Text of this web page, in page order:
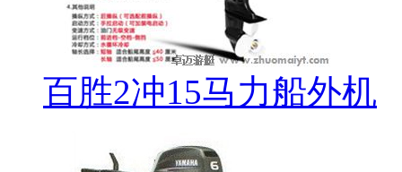
百胜2冲15马力船外机